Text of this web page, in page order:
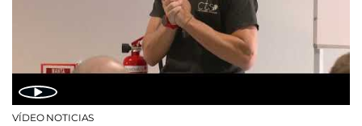
VÍDEO NOTICIAS